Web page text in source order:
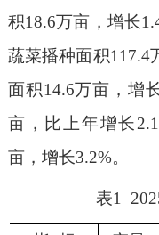
积18.6万亩，增长
蔬菜播种面积117.4
面积14.6万亩，增
亩，比上年增长
亩，增长3.2%。
表1